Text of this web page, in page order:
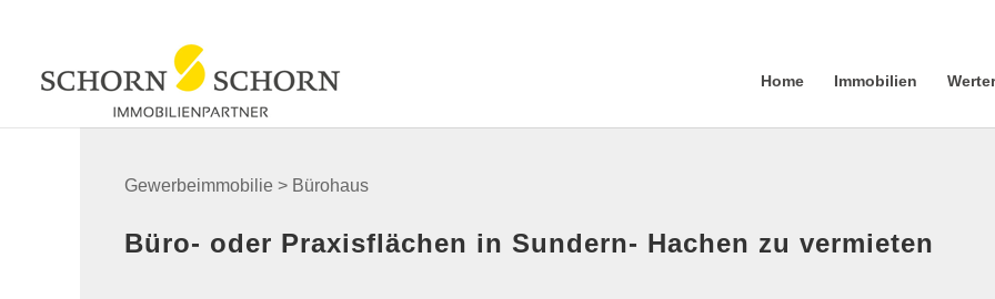
Home Immobilien
Gewerbeimmobilie > Bürohaus
Büro- oder Praxisflächen in Sundern- Hachen zu vermieten